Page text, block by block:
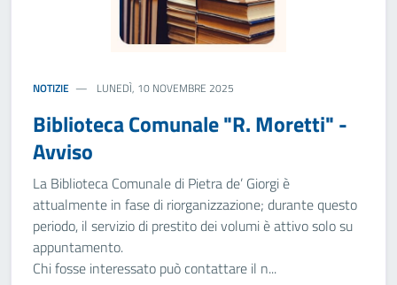
NOTIZIE LUNEDÌ, 10 NOVEMBRE 2025
Biblioteca Comunale "R. Moretti" -
Avviso
La Biblioteca Comunale di Pietra de’ Giorgi è
attualmente in fase di riorganizzazione; durante questo
periodo, il servizio di prestito dei volumi è attivo solo su
appuntamento.
Chi fosse interessato può contattare il n...